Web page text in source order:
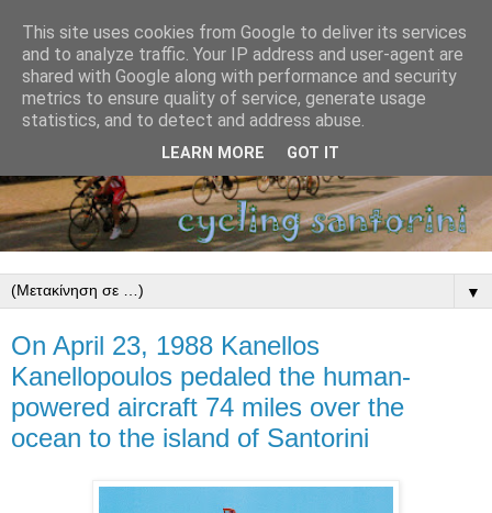
▼
On April 23, 1988 Kanellos
Kanellopoulos pedaled the human-
powered aircraft 74 miles over the
ocean to the island of Santorini
This site uses cookies from Google to deliver its services
and to analyze traffic. Your IP address and user-agent are
shared with Google along with performance and security
metrics to ensure quality of service, generate usage
statistics, and to detect and address abuse.
LEARN MORE GOT IT